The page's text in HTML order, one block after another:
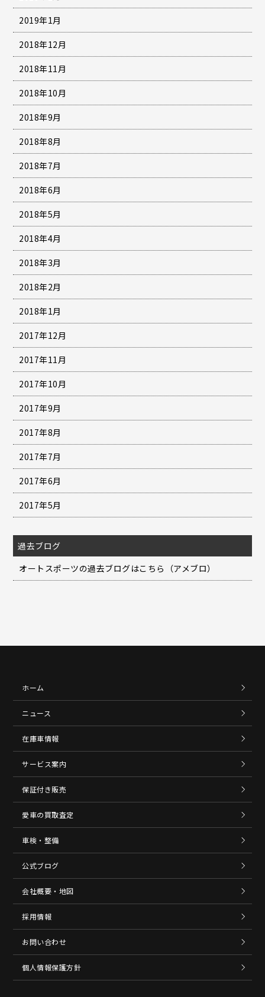
2019年1月
2018年12月
2018年11月
2018年10月
2018年9月
2018年8月
2018年7月
2018年6月
2018年5月
2018年4月
2018年3月
2018年2月
2018年1月
2017年12月
2017年11月
2017年10月
2017年9月
2017年8月
2017年7月
2017年6月
2017年5月
過去ブログ
オートスポーツの過去ブログはこちら（アメブロ）
ホーム
ニュース
在庫車情報
サービス案内
保証付き販売
愛車の買取査定
車検・整備
公式ブログ
会社概要・地図
採用情報
お問い合わせ
個人情報保護方針